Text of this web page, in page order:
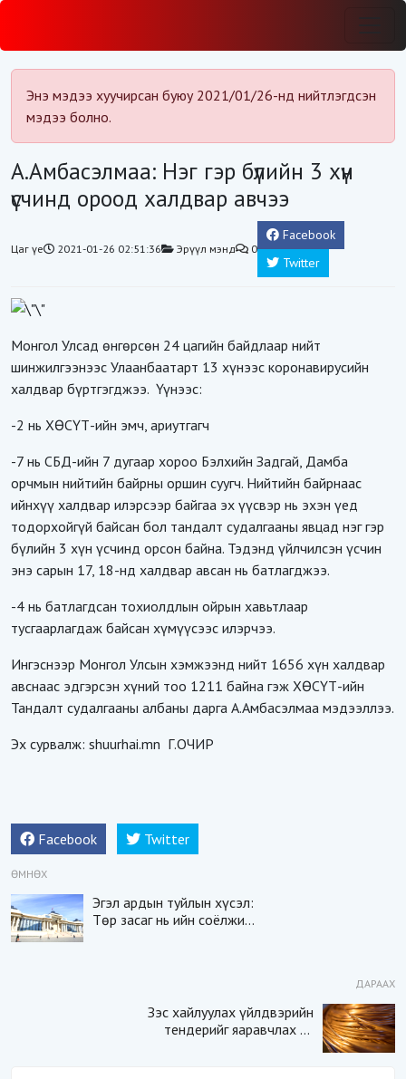
Энэ мэдээ хуучирсан буюу 2021/01/26-нд нийтлэгдсэн
мэдээ болно.
А.Амбасэлмаа: Нэг гэр бүлийн 3 хүн
үсчинд ороод халдвар авчээ
Цаг үе 2021-01-26 02:51:36 Эрүүл мэнд 0
Facebook
Twitter
Монгол Улсад өнгөрсөн 24 цагийн байдлаар нийт
шинжилгээнээс Улаанбаатарт 13 хүнээс коронавирусийн
халдвар бүртгэгджээ. Үүнээс:
-2 нь ХӨСҮТ-ийн эмч, ариутгагч
-7 нь СБД-ийн 7 дугаар хороо Бэлхийн Задгай, Дамба
орчмын нийтийн байрны оршин суугч. Нийтийн байрнаас
ийнхүү халдвар илэрсээр байгаа эх үүсвэр нь эхэн үед
тодорхойгүй байсан бол тандалт судалгааны явцад нэг гэр
бүлийн 3 хүн үсчинд орсон байна. Тэдэнд үйлчилсэн үсчин
энэ сарын 17, 18-нд халдвар авсан нь батлагджээ.
-4 нь батлагдсан тохиолдлын ойрын хавьтлаар
тусгаарлагдаж байсан хүмүүсээс илэрчээ.
Ингэснээр Монгол Улсын хэмжээнд нийт 1656 хүн халдвар
авснаас эдгэрсэн хүний тоо 1211 байна гэж ХӨСҮТ-ийн
Тандалт судалгааны албаны дарга А.Амбасэлмаа мэдээллээ.
Эх сурвалж: shuurhai.mn Г.ОЧИР
Facebook Twitter
ӨМНӨХ
Эгэл ардын туйлын хүсэл:
Төр засаг нь ийн соёлжиж,
ДАРААХ
Зэс хайлуулах үйлдвэрийн
тендерийг яаравчлах нь